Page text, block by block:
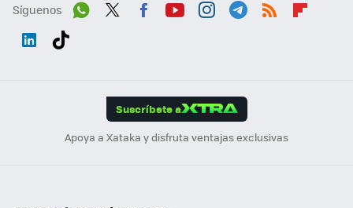
Síguenos
Suscríbete a
Apoya a Xataka y disfruta ventajas exclusivas